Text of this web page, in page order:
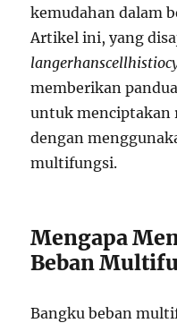
kemudahan dalam
Artikel ini, yang
memberikan
untuk menciptakan
dengan
multifungsi.
Mengapa
Beban
Bangku beban